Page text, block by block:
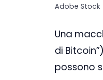
Adobe Stock
Una
di
possono